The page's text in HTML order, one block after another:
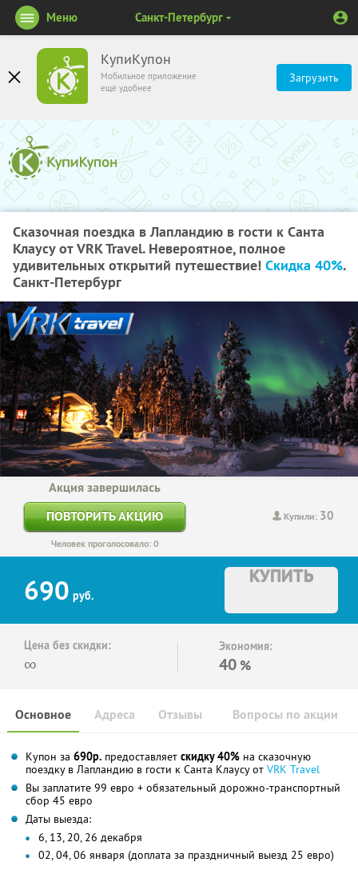
КупиКупон
Мобильное приложение
ещё удобнее
Загрузить
Меню Санкт-Петербург
Сказочная поездка в Лапландию в гости к Санта
Клаусу от VRK Travel. Невероятное, полное
удивительных открытий путешествие! Скидка 40%.
Санкт-Петербург
Купили: 30
Акция завершилась
ПОВТОРИТЬ АКЦИЮ
Человек проголосовало: 0
690 руб.
КУПИТЬ
Цена без скидки:
∞
Экономия:
40 %
Основное Отзывы Вопросы по акции
Адреса
Купон за 690р. предоставляет скидку 40% на сказочную
поездку в Лапландию в гости к Санта Клаусу от VRK Travel
Вы заплатите 99 евро + обязательный дорожно-транспортный
сбор 45 евро
Даты выезда:
6, 13, 20, 26 декабря
02, 04, 06 января (доплата за праздничный выезд 25 евро)